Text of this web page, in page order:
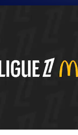
1 - 1